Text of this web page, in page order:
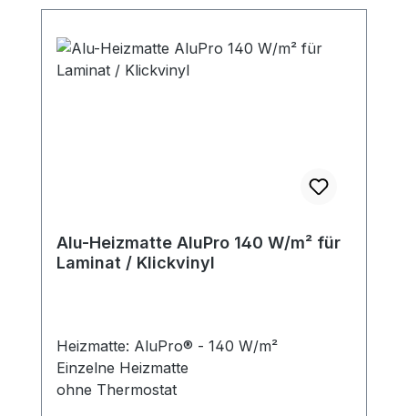
Alu-Heizmatte AluPro 140 W/m² für
Laminat / Klickvinyl
Heizmatte: AluPro® - 140 W/m²
Einzelne Heizmatte
ohne Thermostat